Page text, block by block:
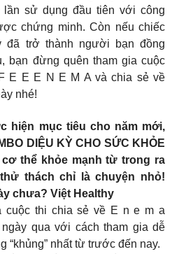
sử dụng đầu tiên với công
chứng minh. Còn nếu chiếc
đã trở thành người bạn đồng
bạn đừng quên tham gia cuộc
E E E N E M A và chia sẻ về
nhé!
hiện mục tiêu cho năm mới,
DIỆU KỲ CHO SỨC KHỎE
cơ thể khỏe mạnh từ trong ra
thách chỉ là chuyện nhỏ!
chưa? Việt Healthy
cuộc thi chia sẻ về E n e m a
qua với cách tham gia dễ
“khủng” nhất từ trước đến nay.